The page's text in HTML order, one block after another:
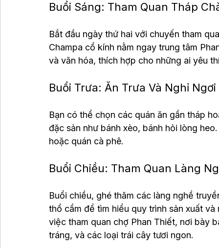
Buổi Sáng: Tham Quan Tháp
Bắt đầu ngày thứ hai với chuyến tham
Champa cổ kính nằm ngay trung tâm
và văn hóa, thích hợp cho những ai yêu
Buổi Trưa: Ăn Trưa Và Nghỉ Ngơi
Bạn có thể chọn các quán ăn gần tháp
đặc sản như bánh xèo, bánh hỏi lòng
hoặc quán cà phê.
Buổi Chiều: Tham Quan Làng
Buổi chiều, ghé thăm các làng nghề
thổ cẩm để tìm hiểu quy trình sản xuất
việc tham quan chợ Phan Thiết, nơi bày
tráng, và các loại trái cây tươi ngon.